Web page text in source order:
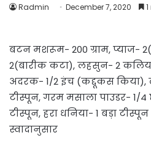
Radmin December 7, 2020
बटन मशरूम- 200 ग्राम, प्याज-
2(बारीक कटा), लहसुन- 2
अदरक- 1/2 इंच (कद्दूकस किया),
टीस्पून, गरम मसाला पाउडर- 1/4
टीस्पून, हरा धनिया- 1 बड़ा
स्वादानुसार